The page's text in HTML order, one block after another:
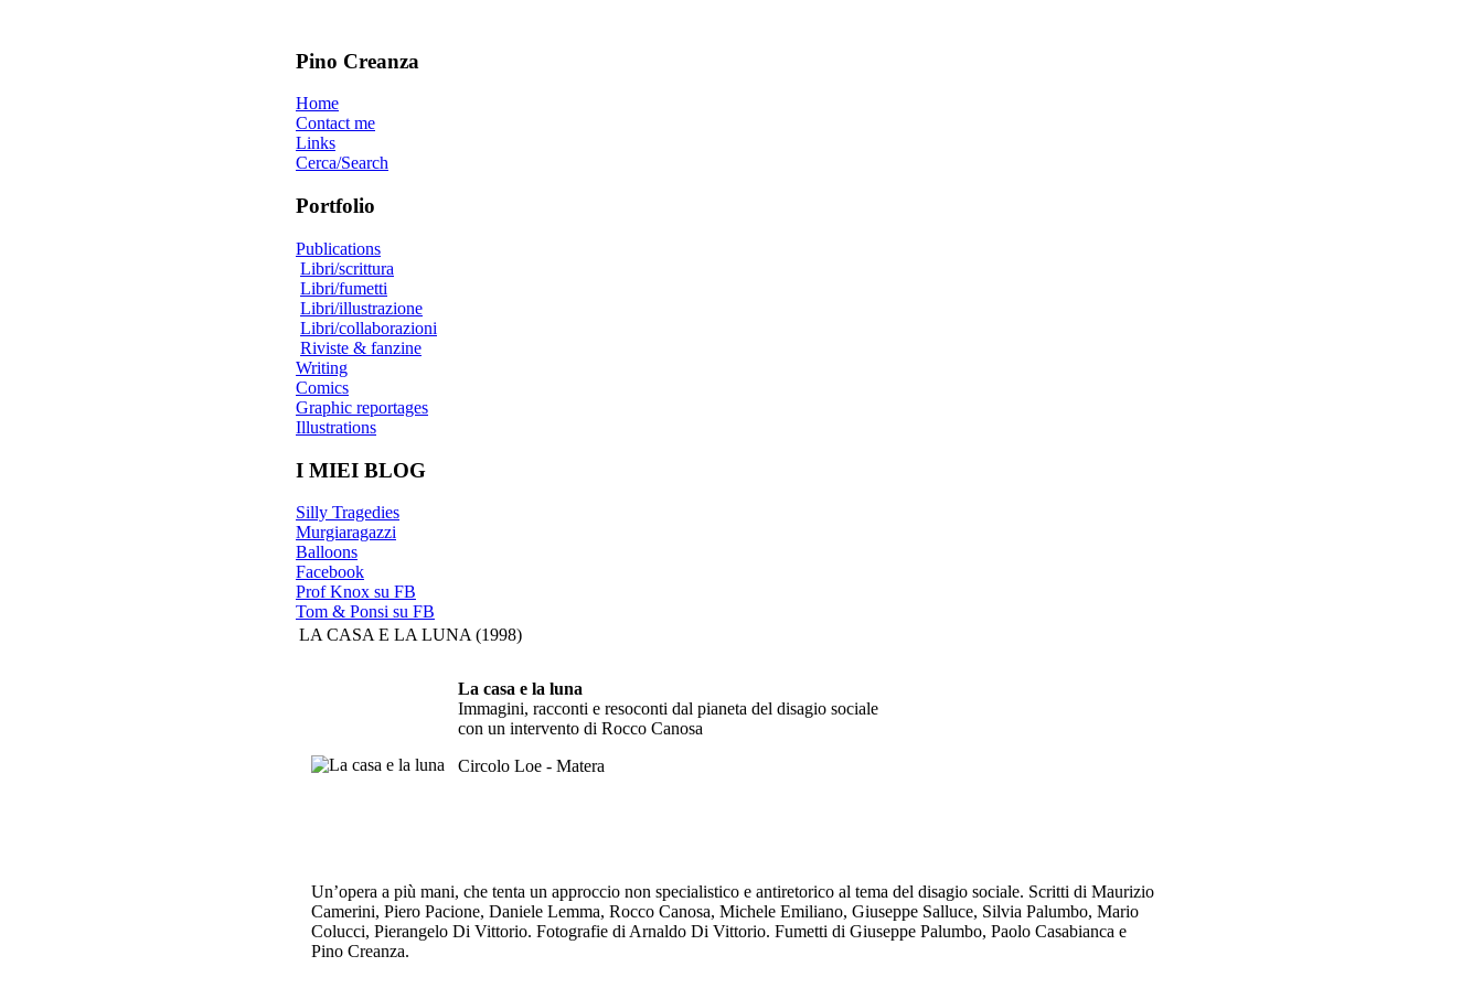
Pino Creanza
Home
Contact me
Links
Cerca/Search
Portfolio
Publications
Libri/scrittura
Libri/fumetti
Libri/illustrazione
Libri/collaborazioni
Riviste & fanzine
Writing
Comics
Graphic reportages
Illustrations
I MIEI BLOG
Silly Tragedies
Murgiaragazzi
Balloons
Facebook
Prof Knox su FB
Tom & Ponsi su FB
LA CASA E LA LUNA (1998)
La casa e la luna
Immagini, racconti e resoconti dal pianeta del disagio sociale
con un intervento di Rocco Canosa
Circolo Loe - Matera
Un’opera a più mani, che tenta un approccio non specialistico e antiretorico al tema del disagio sociale. Scritti di Maurizio
Camerini, Piero Pacione, Daniele Lemma, Rocco Canosa, Michele Emiliano, Giuseppe Salluce, Silvia Palumbo, Mario
Colucci, Pierangelo Di Vittorio. Fotografie di Arnaldo Di Vittorio. Fumetti di Giuseppe Palumbo, Paolo Casabianca e
Pino Creanza.